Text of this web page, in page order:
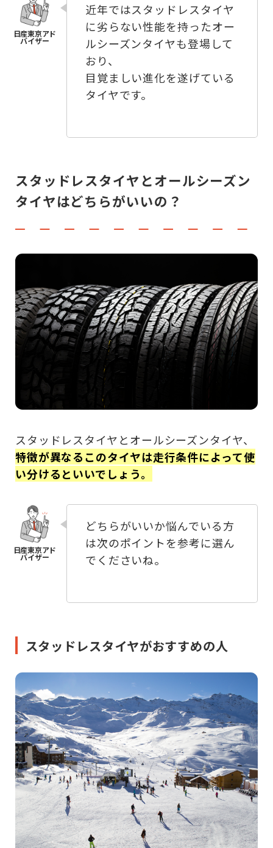
近年ではスタッドレスタイヤ
に劣らない性能を持ったオー
ルシーズンタイヤも登場して
おり、
目覚ましい進化を遂げている
タイヤです。
スタッドレスタイヤとオールシーズン
タイヤはどちらがいいの？
スタッドレスタイヤとオールシーズンタイヤ、
特徴が異なるこのタイヤは走行条件によって使
い分けるといいでしょう。
どちらがいいか悩んでいる方
は次のポイントを参考に選ん
でくださいね。
スタッドレスタイヤがおすすめの人